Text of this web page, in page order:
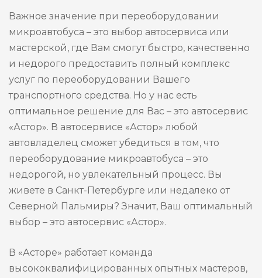
Важное значение при переоборудовании
микроавтобуса – это выбор автосервиса или
мастерской, где Вам смогут быстро, качественно
и недорого предоставить полный комплекс
услуг по переоборудовании Вашего
транспортного средства. Но у нас есть
оптимальное решение для Вас – это автосервис
«Астор». В автосервисе «Астор» любой
автовладелец сможет убедиться в том, что
переоборудование микроавтобуса – это
недорогой, но увлекательный процесс. Вы
живете в Санкт-Петербурге или недалеко от
Северной Пальмиры? Значит, Ваш оптимальный
выбор – это автосервис «Астор».
В «Асторе» работает команда
высококвалифицированных опытных мастеров,